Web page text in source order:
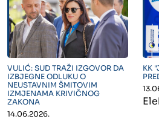
" alt="">
VULIĆ: SUD TRAŽI IZGOVOR DA
IZBJEGNE ODLUKU O
NEUSTAVNIM ŠMITOVIM
IZMJENAMA KRIVIČNOG
ZAKONA
14.06.2026.
"
KK